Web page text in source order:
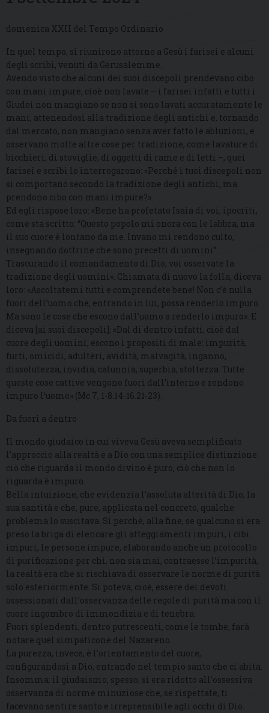
domenica XXII del Tempo Ordinario
In quel tempo, si riunirono attorno a Gesù i farisei e alcuni
degli scribi, venuti da Gerusalemme.
Avendo visto che alcuni dei suoi discepoli prendevano cibo
con mani impure, cioè non lavate – i farisei infatti e tutti i
Giudei non mangiano se non si sono lavati accuratamente le
mani, attenendosi alla tradizione degli antichi e, tornando
dal mercato, non mangiano senza aver fatto le abluzioni, e
osservano molte altre cose per tradizione, come lavature di
bicchieri, di stoviglie, di oggetti di rame e di letti –, quei
farisei e scribi lo interrogarono: «Perché i tuoi discepoli non
si comportano secondo la tradizione degli antichi, ma
prendono cibo con mani impure?».
Ed egli rispose loro: «Bene ha profetato Isaia di voi, ipocriti,
come sta scritto: “Questo popolo mi onora con le labbra, ma
il suo cuore è lontano da me. Invano mi rendono culto,
insegnando dottrine che sono precetti di uomini”.
Trascurando il comandamento di Dio, voi osservate la
tradizione degli uomini». Chiamata di nuovo la folla, diceva
loro: «Ascoltatemi tutti e comprendete bene! Non c’è nulla
fuori dell’uomo che, entrando in lui, possa renderlo impuro.
Ma sono le cose che escono dall’uomo a renderlo impuro». E
diceva [ai suoi discepoli]: «Dal di dentro infatti, cioè dal
cuore degli uomini, escono i propositi di male: impurità,
furti, omicidi, adultèri, avidità, malvagità, inganno,
dissolutezza, invidia, calunnia, superbia, stoltezza. Tutte
queste cose cattive vengono fuori dall’interno e rendono
impuro l’uomo» (Mc 7, 1-8.14-16.21-23).
Da fuori a dentro
Il mondo giudaico in cui viveva Gesù aveva semplificato
l’approccio alla realtà e a Dio con una semplice distinzione:
ciò che riguarda il mondo divino è puro, ciò che non lo
riguarda è impuro.
Bella intuizione, che evidenzia l’assoluta alterità di Dio, la
sua santità e che, pure, applicata nel concreto, qualche
problema lo suscitava. Sì perché, alla fine, se qualcuno si era
preso la briga di elencare gli atteggiamenti impuri, i cibi
impuri, le persone impure, elaborando anche un protocollo
di purificazione per chi, non sia mai, contraesse l’impurità,
la realtà era che si rischiava di osservare le norme di purità
solo esteriormente. Si poteva, cioè, essere dei devoti
ossessionati dall’osservanza delle regole di purità ma con il
cuore ingombro di immondizia e di tenebra.
Fuori splendenti, dentro putrescenti, come le tombe, farà
notare quel simpaticone del Nazareno.
La purezza, invece, è l’orientamento del cuore,
configurandosi a Dio, entrando nel tempio santo che ci abita.
Insomma: il giudaismo, spesso, si era ridotto all’ossessiva
osservanza di norme minuziose che, se rispettate, ti
facevano sentire santo e irreprensibile agli occhi di Dio.